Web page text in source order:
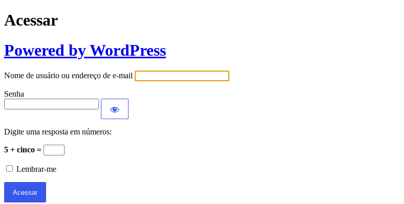
Acessar
Powered by WordPress
Nome de usuário ou endereço de e-mail
Senha
Digite uma resposta em números:
5 + cinco =
Lembrar-me